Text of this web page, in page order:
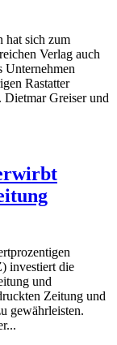
hat sich zum
Verlag auch
Unternehmen
Rastatter
Dietmar Greiser und
investiert die
und
Zeitung und
gewährleisten.